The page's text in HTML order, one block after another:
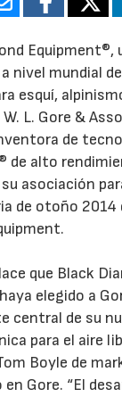
Equipment®,
nivel mundial
esquí,
L. Gore &
de
de alto
asociación
de otoño 2014
que Black
elegido a
central de su
para el aire
Boyle de
Gore. “El